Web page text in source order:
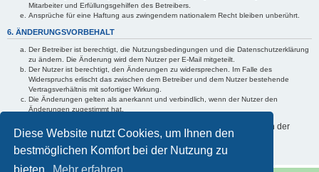
Diese Website nutzt Cookies, um Ihnen den
bestmöglichen Komfort bei der Nutzung zu
Mitarbeiter und Erfüllungsgehilfen des Betreibers.
Ansprüche für eine Haftung aus zwingendem nationalem Recht bleiben unberührt.
6. ÄNDERUNGSVORBEHALT
Der Betreiber ist berechtigt, die Nutzungsbedingungen und die Datenschutzerklärung
zu ändern. Die Änderung wird dem Nutzer per E-Mail mitgeteilt.
Der Nutzer ist berechtigt, den Änderungen zu widersprechen. Im Falle des
Widerspruchs erlischt das zwischen dem Betreiber und dem Nutzer bestehende
Vertragsverhältnis mit sofortiger Wirkung.
Die Änderungen gelten als anerkannt und verbindlich, wenn der Nutzer den
Änderungen zugestimmt hat.
Informationen über den Umgang mit Ihren persönlichen Daten sind in der
Datenschutzerklärung enthalten.